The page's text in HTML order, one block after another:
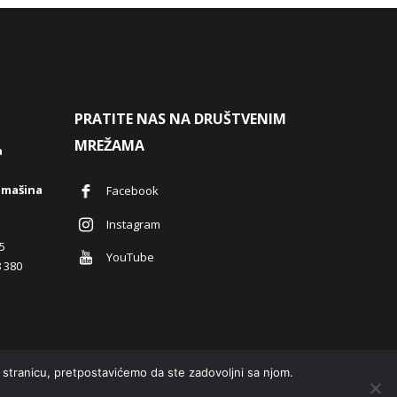
380
PRATITE NAS NA DRUŠTVENIM
MREŽAMA
Facebook
Instagram
YouTube
pretpostavićemo da ste zadovoljni sa njom.